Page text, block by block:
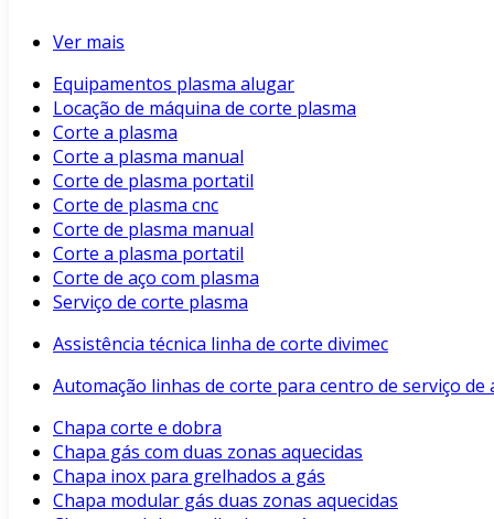
Ver mais
Equipamentos plasma alugar
Locação de máquina de corte plasma
Corte a plasma
Corte a plasma manual
Corte de plasma portatil
Corte de plasma cnc
Corte de plasma manual
Corte a plasma portatil
Corte de aço com plasma
Serviço de corte plasma
Assistência técnica linha de corte divimec
Automação linhas de corte para centro de serviço de
Chapa corte e dobra
Chapa gás com duas zonas aquecidas
Chapa inox para grelhados a gás
Chapa modular gás duas zonas aquecidas